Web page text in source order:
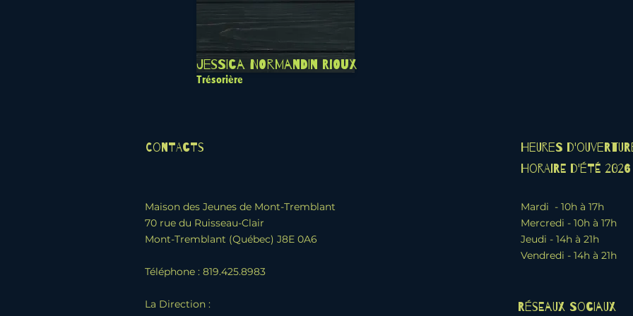
Jessica Normandin Rioux
Trésorière
Contacts
Maison des Jeunes de Mont-Tremblant
70 rue du Ruisseau-Clair
Mont-Tremblant (Québec) J8E 0A6
Téléphone : 819.425.8983
La Direction :
Heures
Horaire d'été 2026
Mardi - 10h à 17h
Mercredi - 10h à 17h
Jeudi - 14h à 21h
Vendredi - 14h à 21h
Réseaux sociaux